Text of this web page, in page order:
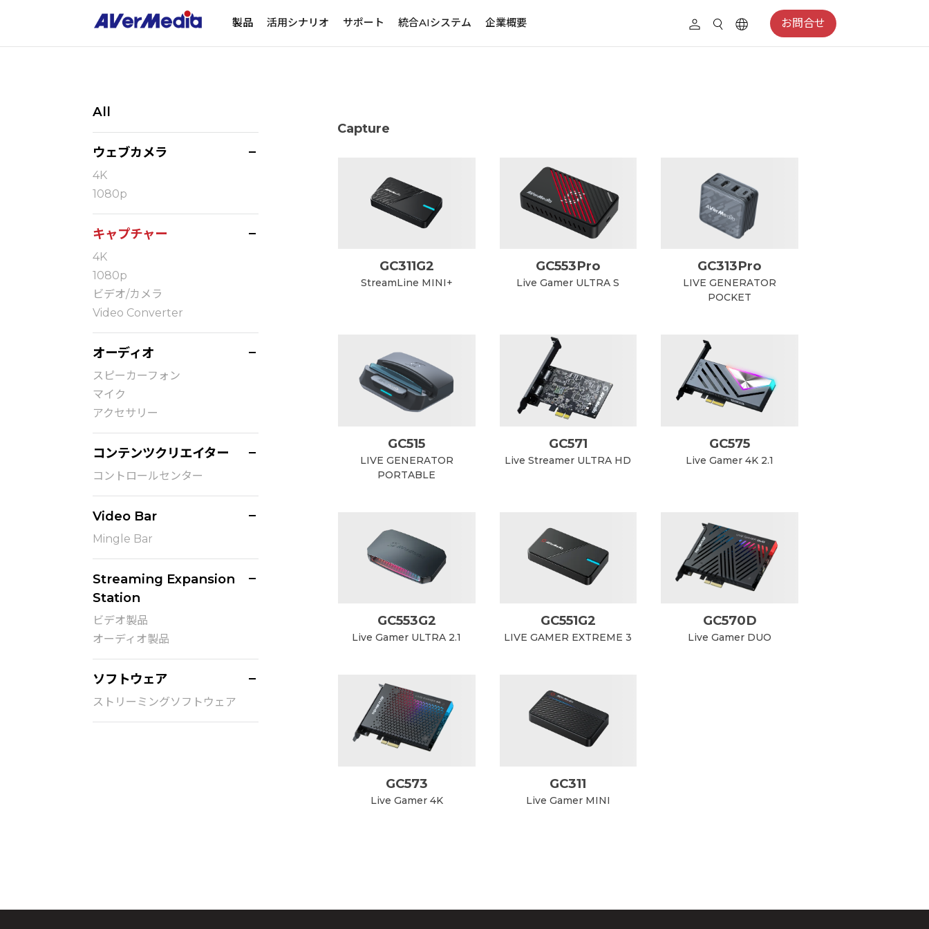
製品 活用シナリオ サポート 統合AIシステム 企業概要 お問合せ
All
ウェブカメラ
4K
1080p
キャプチャー
4K
1080p
ビデオ/カメラ
Video Converter
オーディオ
スピーカーフォン
マイク
アクセサリー
コンテンツクリエイター
コントロールセンター
Video Bar
Mingle Bar
Streaming Expansion
Station
ビデオ製品
オーディオ製品
ソフトウェア
ストリーミングソフトウェア
Capture
GC311G2
StreamLine MINI+
GC553Pro
Live Gamer ULTRA S
GC313Pro
LIVE GENERATOR
POCKET
GC515
LIVE GENERATOR
PORTABLE
GC571
Live Streamer ULTRA HD
GC575
Live Gamer 4K 2.1
GC553G2
Live Gamer ULTRA 2.1
GC551G2
LIVE GAMER EXTREME 3
GC570D
Live Gamer DUO
GC573
Live Gamer 4K
GC311
Live Gamer MINI